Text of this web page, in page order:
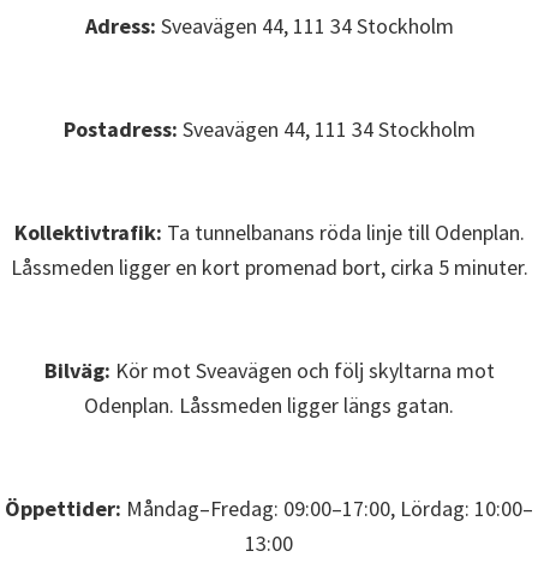
Adress: Sveavägen 44, 111 34 Stockholm
Postadress: Sveavägen 44, 111 34 Stockholm
Kollektivtrafik: Ta tunnelbanans röda linje till Odenplan.
Låssmeden ligger en kort promenad bort, cirka 5 minuter.
Bilväg: Kör mot Sveavägen och följ skyltarna mot
Odenplan. Låssmeden ligger längs gatan.
Öppettider: Måndag–Fredag: 09:00–17:00, Lördag: 10:00–
13:00